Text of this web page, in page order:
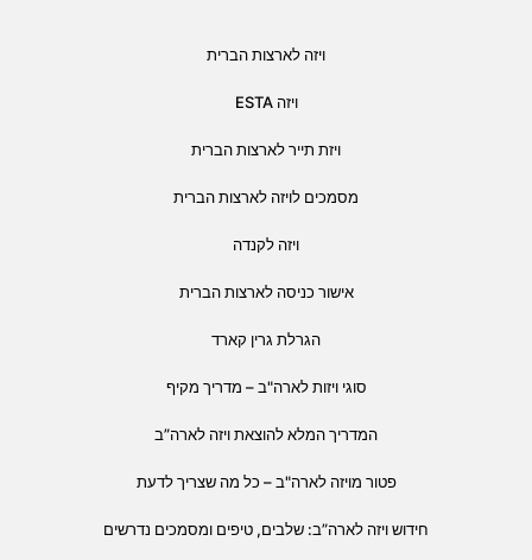
ויזה לארצות הברית
ויזה ESTA
ויזת תייר לארצות הברית
מסמכים לויזה לארצות הברית
ויזה לקנדה
אישור כניסה לארצות הברית
הגרלת גרין קארד
סוגי ויזות לארה"ב – מדריך מקיף
המדריך המלא להוצאת ויזה לארה”ב
פטור מויזה לארה"ב – כל מה שצריך לדעת
חידוש ויזה לארה”ב: שלבים, טיפים ומסמכים נדרשים